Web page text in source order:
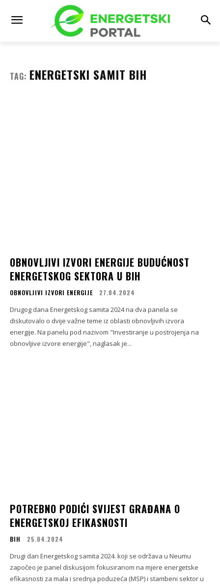
TAG: ENERGETSKI SAMIT BIH
OBNOVLJIVI IZVORI ENERGIJE BUDUĆNOST
ENERGETSKOG SEKTORA U BIH
OBNOVLJIVI IZVORI ENERGIJE 27.04.2024
Drugog dana Energetskog samita 2024 na dva panela se
diskutovalo o dvije važne teme iz oblasti obnovljivih izvora
energije. Na panelu pod nazivom "Investiranje u postrojenja na
obnovljive izvore energije", naglasak je...
POTREBNO PODIĆI SVIJEST GRAĐANA O
ENERGETSKOJ EFIKASNOSTI
BIH 25.04.2024
Drugi dan Energetskog samita 2024. koji se održava u Neumu
započeo je panel diskusijom fokusiranom na mjere energetske
efikasnosti za mala i srednja poduzeća (MSP) i stambeni sektor u